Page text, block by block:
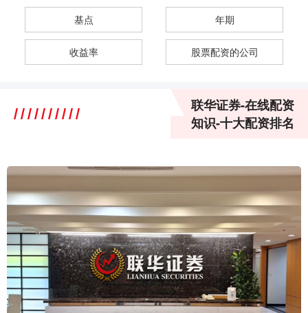
基点 年期
收益率 股票配资的公司
联华证券-在线配资
知识-十大配资排名